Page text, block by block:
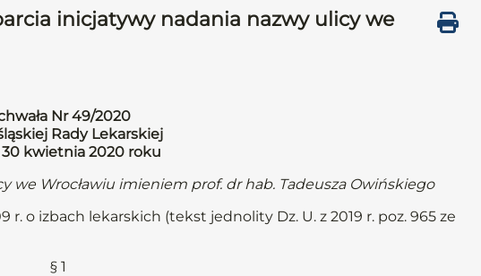
inicjatywy nadania nazwy ulicy we
Nr 49/2020
Rady Lekarskiej
kwietnia 2020 roku
we Wrocławiu imieniem prof. dr hab. Tadeusza Owińskiego
o izbach lekarskich (tekst jednolity Dz. U. z 2019 r. poz. 965 ze
§ 1